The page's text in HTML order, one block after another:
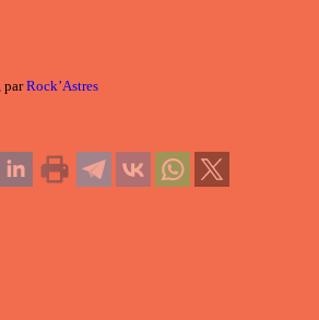
parRock’Astres